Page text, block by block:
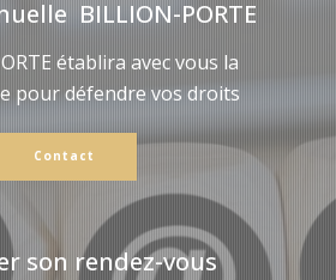
BILLION-PORTE
établira avec vous la
pour défendre vos droits
Contact
son rendez-vous